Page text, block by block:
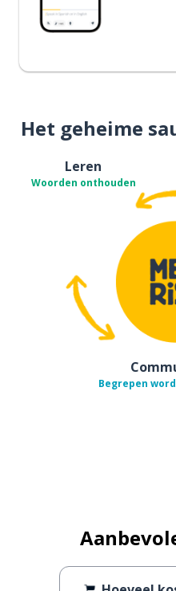
Het geheime
Leren
Woorden onthouden
Begrepen